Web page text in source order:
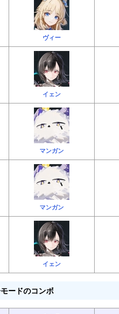
ヴィー
イェン
マンガン
マンガン
イェン
ードのコンボ